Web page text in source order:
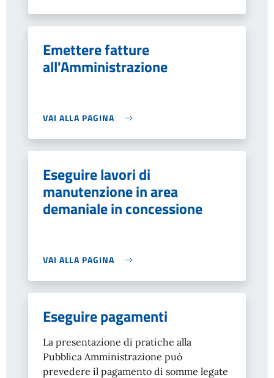
Emettere fatture
all'Amministrazione
VAI ALLA PAGINA
Eseguire lavori di
manutenzione in area
demaniale in concessione
VAI ALLA PAGINA
Eseguire pagamenti
La presentazione di pratiche alla
Pubblica Amministrazione può
prevedere il pagamento di somme legate